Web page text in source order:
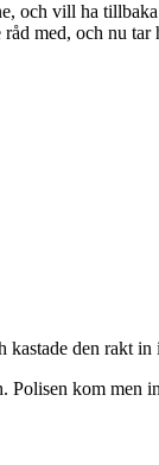
vill ha
med, och nu
den rakt
Polisen kom men